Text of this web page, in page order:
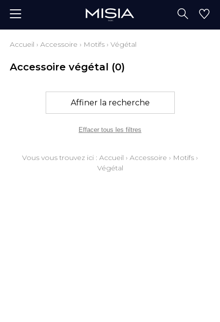
Accueil › Accessoire › Motifs › Végétal
Accessoire végétal (0)
Affiner la recherche
Effacer tous les filtres
Vous vous trouvez ici : Accueil › Accessoire › Motifs ›
Végétal